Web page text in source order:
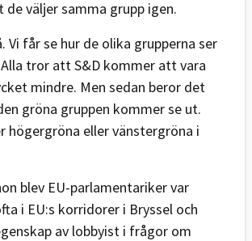
väljer samma grupp igen.
Vi får se hur de olika grupperna ser
tror att S&D kommer att vara
mindre. Men sedan beror det
gröna gruppen kommer se ut.
högergröna eller vänstergröna i
blev EU-parlamentariker var
i EU:s korridorer i Bryssel och
av lobbyist i frågor om